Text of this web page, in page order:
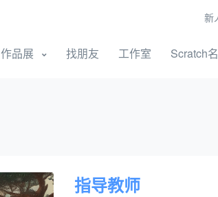
新
作品展 找朋友 工作室 Scratch
指导教师